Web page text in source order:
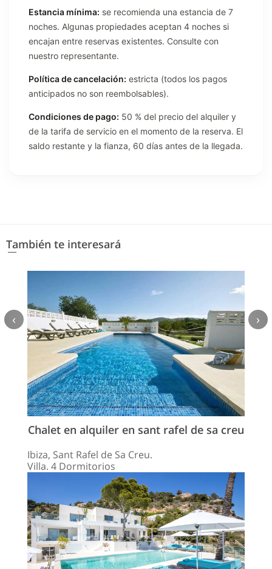
Estancia mínima: se recomienda una estancia de 7
noches. Algunas propiedades aceptan 4 noches si
encajan entre reservas existentes. Consulte con
nuestro representante.
Política de cancelación: estricta (todos los pagos
anticipados no son reembolsables).
Condiciones de pago: 50 % del precio del alquiler y
de la tarifa de servicio en el momento de la reserva. El
saldo restante y la fianza, 60 días antes de la llegada.
También te interesará
Chalet en alquiler en sant rafel de sa creu
Ibiza, Sant Rafel de Sa Creu.
Villa. 4 Dormitorios
‹ ›